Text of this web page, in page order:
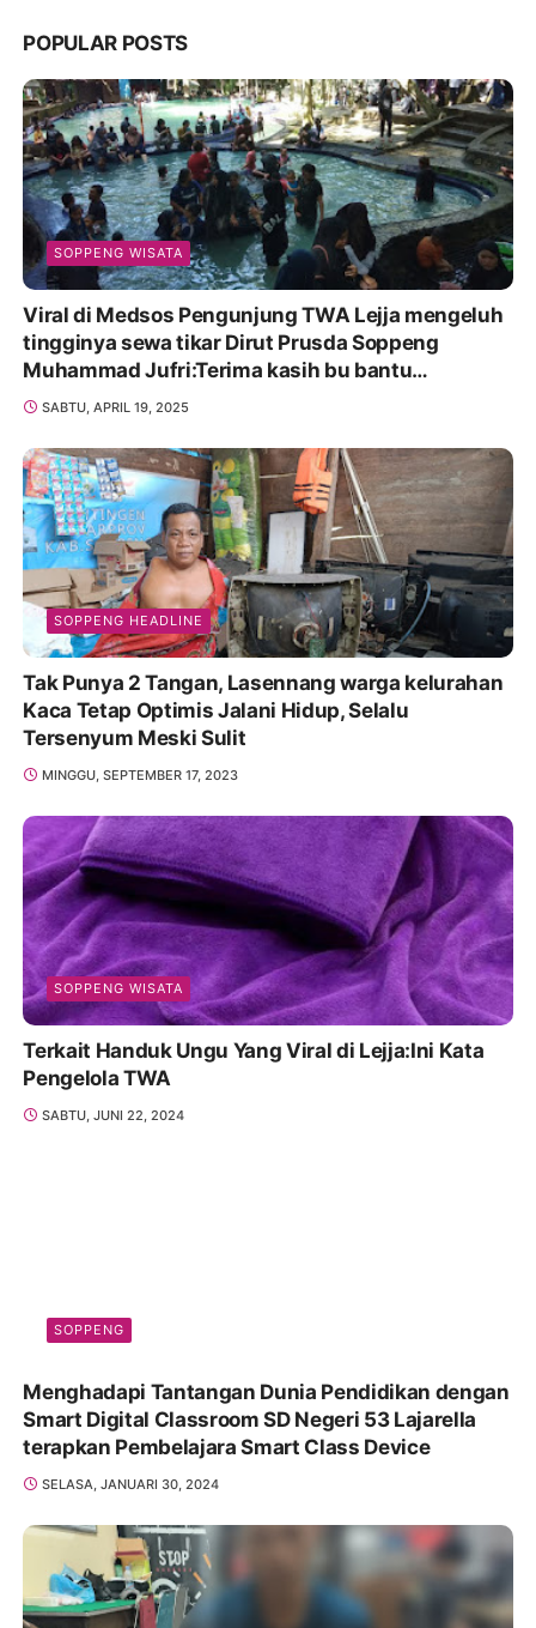
POPULAR POSTS
SOPPENG WISATA
Viral di Medsos Pengunjung TWA Lejja mengeluh
tingginya sewa tikar Dirut Prusda Soppeng
Muhammad Jufri:Terima kasih bu bantu
Promosikan
SABTU, APRIL 19, 2025
SOPPENG HEADLINE
Tak Punya 2 Tangan, Lasennang warga kelurahan
Kaca Tetap Optimis Jalani Hidup, Selalu
Tersenyum Meski Sulit
MINGGU, SEPTEMBER 17, 2023
SOPPENG WISATA
Terkait Handuk Ungu Yang Viral di Lejja:Ini Kata
Pengelola TWA
SABTU, JUNI 22, 2024
SOPPENG
Menghadapi Tantangan Dunia Pendidikan dengan
Smart Digital Classroom SD Negeri 53 Lajarella
terapkan Pembelajara Smart Class Device
SELASA, JANUARI 30, 2024